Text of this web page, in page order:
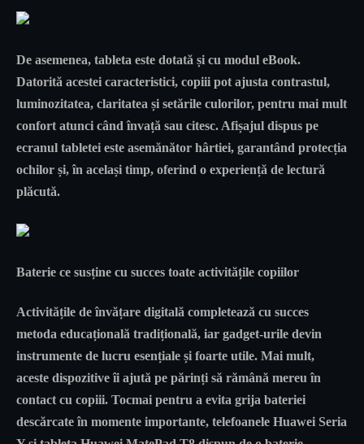
De asemenea, tableta este dotată și cu modul eBook.
Datorită acestei caracteristici, copiii pot ajusta contrastul,
luminozitatea, claritatea și setările culorilor, pentru mai mult
confort atunci când învață sau citesc. Afișajul dispus pe
ecranul tabletei este asemănător hârtiei, garantând protecția
ochilor și, în același timp, oferind o experiență de lectură
plăcută.
Baterie ce susține cu succes toate activitățile copiilor
Activitățile de învățare digitală completează cu succes
metoda educațională tradițională, iar gadget-urile devin
instrumente de lucru esențiale și foarte utile. Mai mult,
aceste dispozitive îi ajută pe părinți să rămână mereu în
contact cu copiii. Tocmai pentru a evita grija bateriei
descărcate în momente importante, telefoanele Huawei Seria